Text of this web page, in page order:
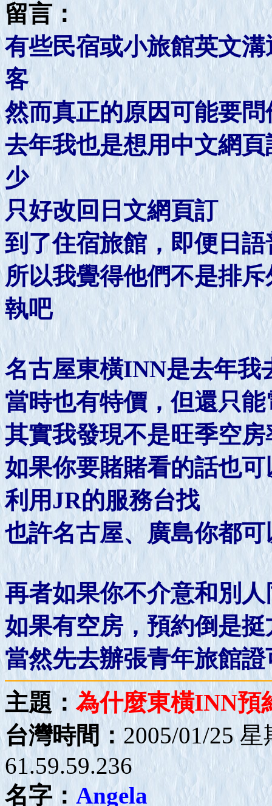
留言：
有些民宿或小旅館英文
客
然而真正的原因可能要問
去年我也是想用中文網
少
只好改回日文網頁訂
到了住宿旅館，即便日
所以我覺得他們不是排
執吧
名古屋東橫INN是去年我
當時也有特價，但還只
其實我發現不是旺季空
如果你要賭賭看的話也
利用JR的服務台找
也許名古屋、廣島你都
再者如果你不介意和別
如果有空房，預約倒是挺
當然先去辦張青年旅館
主題： 為什麼東橫INN預
台灣時間： 2005/01/25
61.59.59.236
名字： Angela